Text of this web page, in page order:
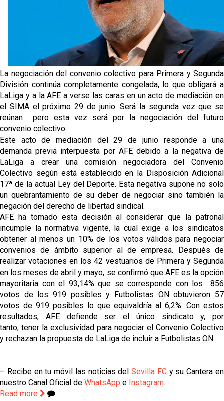
El Sevilla continúa con despidos y rechaza una
oferta de 420 millones por el club
El Sevilla mueve ficha por Robbie Ure: la opción 'A'
para el ataque nervionense
Crónica Pretemporada | Real Madrid 2-4 Sevilla FC
Femenino
La revolución de José Ignacio Navarro en el Sevilla
FC
Análisis | El Sevilla FC cierra una pretemporada de
contrastes antes del inicio de LaLiga
La negociación del convenio colectivo para Primera y Segunda
División continúa completamente congelada, lo que obligará a
LaLiga y a la AFE a verse las caras en un acto de mediación en
el SIMA el próximo 29 de junio. Será la segunda vez que se
reúnan pero esta vez será por la negociación del futuro
convenio colectivo.
Este acto de mediación del 29 de junio responde a una
demanda previa interpuesta por AFE debido a la negativa de
LaLiga a crear una comisión negociadora del Convenio
Colectivo según está establecido en la Disposición Adicional
17ª de la actual Ley del Deporte. Esta negativa supone no solo
un quebrantamiento de su deber de negociar sino también la
negación del derecho de libertad sindical.
AFE ha tomado esta decisión al considerar que la patronal
incumple la normativa vigente, la cual exige a los sindicatos
obtener al menos un 10% de los votos válidos para negociar
convenios de ámbito superior al de empresa. Después de
realizar votaciones en los 42 vestuarios de Primera y Segunda
en los meses de abril y mayo, se confirmó que AFE es la opción
mayoritaria con el 93,14% que se corresponde con los 856
votos de los 919 posibles y Futbolistas ON obtuvieron 57
votos de 919 posibles lo que equivaldría al 6,2%. Con estos
resultados, AFE defiende ser el único sindicato y, por
tanto, tener la exclusividad para negociar el Convenio Colectivo
y rechazan la propuesta de LaLiga de incluir a Futbolistas ON.
– Recibe en tu móvil las noticias delSevilla FCy su Cantera en
nuestro Canal Oficial de WhatsApp e Instagram.
Read more